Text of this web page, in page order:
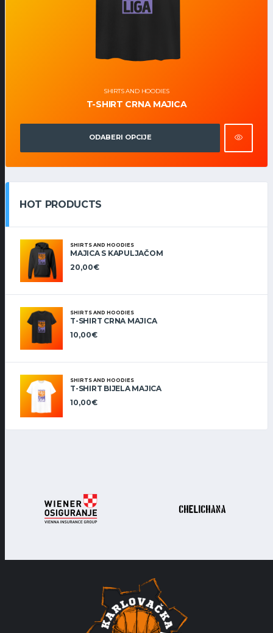
SHIRTS AND HOODIES
T-SHIRT CRNA MAJICA
ODABERI OPCIJE
HOT PRODUCTS
SHIRTS AND HOODIES
MAJICA S KAPULJAČOM
20,00€
SHIRTS AND HOODIES
T-SHIRT CRNA MAJICA
10,00€
SHIRTS AND HOODIES
T-SHIRT BIJELA MAJICA
10,00€